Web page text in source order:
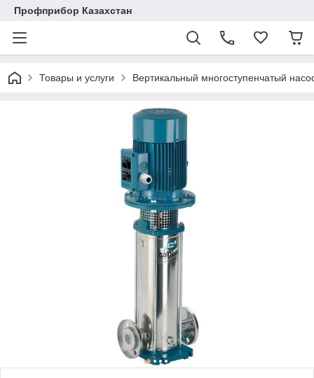
Профприбор Казахстан
Товары и услуги Вертикальный многоступенчатый